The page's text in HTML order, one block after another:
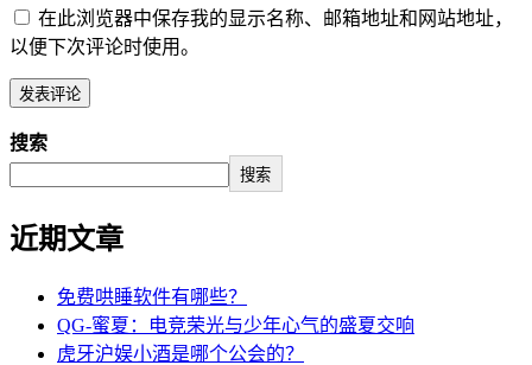
在此浏览器中保存我的显示名称、邮箱地址和网站地址，
以便下次评论时使用。
搜索
搜索
近期文章
免费哄睡软件有哪些？
QG-蜜夏：电竞荣光与少年心气的盛夏交响
虎牙沪娱小酒是哪个公会的？